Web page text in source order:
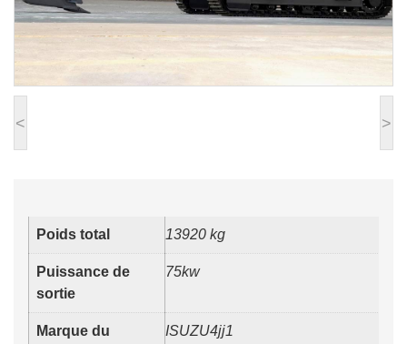
< >
Poids total 13920 kg
Puissance de
sortie
75kw
Marque du
ISUZU4jj1